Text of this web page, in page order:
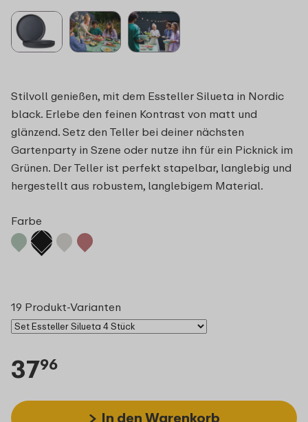
Stilvoll genießen, mit dem Essteller Silueta in Nordic
black. Erlebe den feinen Kontrast von matt und
glänzend. Setz den Teller bei deiner nächsten
Gartenparty in Szene oder nutze ihn für ein Picknick im
Grünen. Der Teller ist perfekt stapelbar, langlebig und
hergestellt aus robustem, langlebigem Material.
Farbe
19 Produkt-Varianten
3796
In den Warenkorb